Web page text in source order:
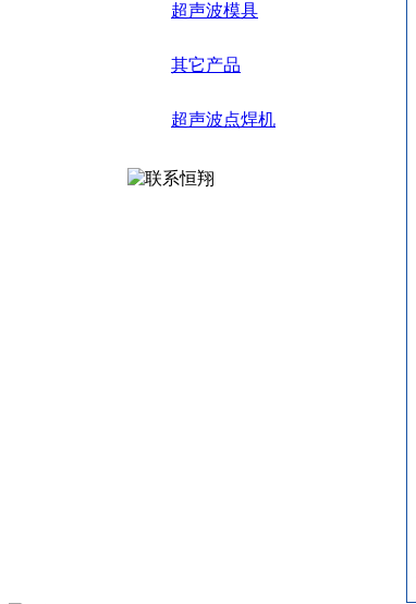
超声波模具
其它产品
超声波点焊机